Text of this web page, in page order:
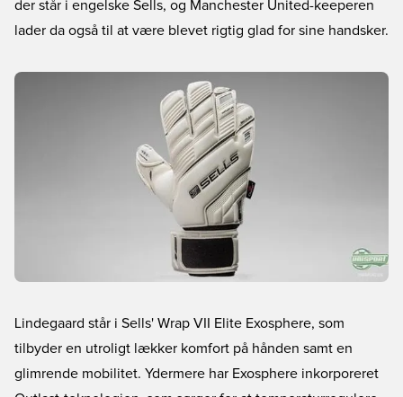
der står i engelske Sells, og Manchester United-keeperen
lader da også til at være blevet rigtig glad for sine handsker.
Lindegaard står i Sells' Wrap VII Elite Exosphere, som
tilbyder en utroligt lækker komfort på hånden samt en
glimrende mobilitet. Ydermere har Exosphere inkorporeret